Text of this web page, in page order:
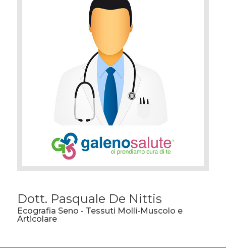
MEDICI
MEDICINA
ESTETICA
CONTATTI
Dott. Pasquale De Nittis
Ecografia Seno - Tessuti Molli-Muscolo e
Articolare